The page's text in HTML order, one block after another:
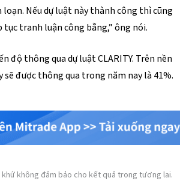
Nếu dự luật này thành công thì cũng
tranh luận công bằng,” ông nói.
độ thông qua dự luật CLARITY. Trên nền
được thông qua trong năm nay là 41%.
không đảm bảo cho kết quả trong tương lai.